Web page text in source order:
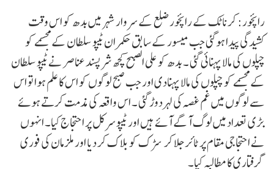
رائچور: کرناٹک کے رائچور ضلع کے سروار شہر میں بدھ کو اس وقت
کشیدگی پیدا ہوگئی جب میسور کے سابق حکمران ٹیپو سلطان کے مجسمے کو
چپلوں کی مالا پہنائی گئی ۔ بدھ کو علی الصبح کچھ شرپسند عناصر نے ٹیپو سلطان
کے مجسمے کو چپلوں کی مالا پہنادی اور جب صبح لوگوں کو اس کا علم ہوا تو اس
سے لوگوں میں غم غصہ کی لہر دوڑ گئی ۔ اس واقعہ کی مذمت کرتے ہوئے
بڑی تعداد میں لوگ آگے آئے ہیں اور ٹیپو سرکل پر احتجاج کیا۔ انہوں
نے احتجاجی مقام پر ٹائر جلا کر سڑک کو بلاک کر دیا اور ملزمان کی فوری
گرفتاری کا مطالبہ کیا۔